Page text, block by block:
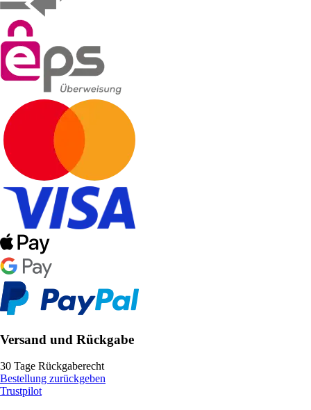
Versand und Rückgabe
30 Tage Rückgaberecht
Bestellung zurückgeben
Trustpilot